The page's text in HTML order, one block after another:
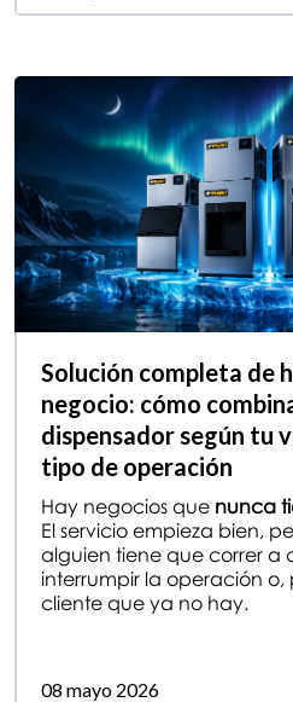
Solución completa de
negocio: cómo
dispensador según tu
tipo de operación
Hay negocios que nunca
El servicio empieza bien,
alguien tiene que correr a
interrumpir la operación o,
cliente que ya no hay.
08 mayo 2026